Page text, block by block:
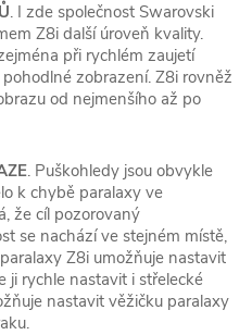
. I zde společnost Swarovski
Z8i další úroveň kvality.
při rychlém zaujetí
zobrazení. Z8i rovněž
od nejmenšího až po
. Puškohledy jsou obvykle
k chybě paralaxy ve
že cíl pozorovaný
se nachází ve stejném místě,
Z8i umožňuje nastavit
ji rychle nastavit i střelecké
nastavit věžičku paralaxy